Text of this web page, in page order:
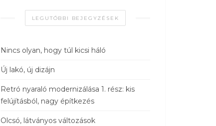
LEGUTÓBBI BEJEGYZÉSEK
Nincs olyan, hogy túl kicsi háló
Új lakó, új dizájn
Retró nyaraló modernizálása 1. rész: kis
felújításból, nagy építkezés
Olcsó, látványos változások